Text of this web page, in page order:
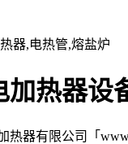
加热器设
器有限公司「